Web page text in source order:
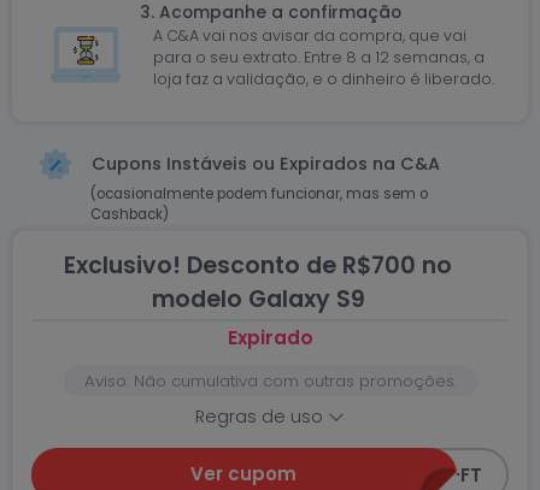
3. Acompanhe a confirmação
A C&A vai nos avisar da compra, que vai
para o seu extrato. Entre 8 a 12 semanas, a
loja faz a validação, e o dinheiro é liberado.
Cupons Instáveis ou Expirados na C&A
(ocasionalmente podem funcionar, mas sem o
Cashback)
Exclusivo! Desconto de R$700 no
modelo Galaxy S9
Expirado
Aviso: Não cumulativa com outras promoções.
Regras de uso
Ver cupom CEA-S9-FT